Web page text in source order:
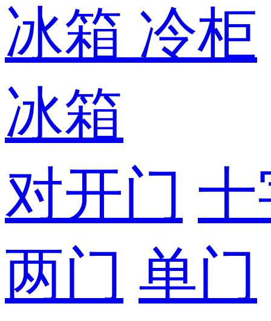
冰箱 冷柜
冰箱
对开门
两门 单门